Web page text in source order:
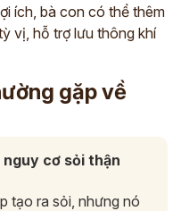
ích, bà con có thể thêm
vị, hỗ trợ lưu thông khí
gặp về
cơ sỏi thận
tạo ra sỏi, nhưng nó